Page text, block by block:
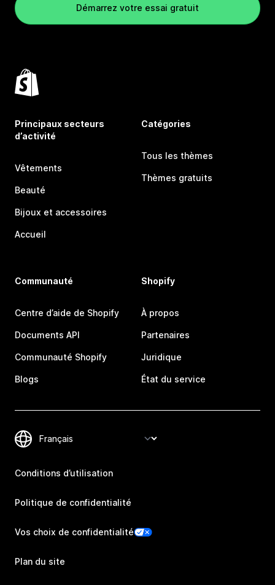
Démarrez votre essai gratuit
Principaux secteurs
d’activité
Vêtements
Beauté
Bijoux et accessoires
Accueil
Catégories
Tous les thèmes
Thèmes gratuits
Communauté
Centre d’aide de Shopify
Documents API
Communauté Shopify
Blogs
Shopify
À propos
Partenaires
Juridique
État du service
Conditions d’utilisation
Politique de confidentialité
Vos choix de confidentialité
Plan du site